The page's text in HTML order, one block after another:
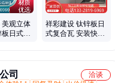
美观立体
日式横
祥彩建设 钛锌板日
式复合瓦 安装快捷
司
洽谈